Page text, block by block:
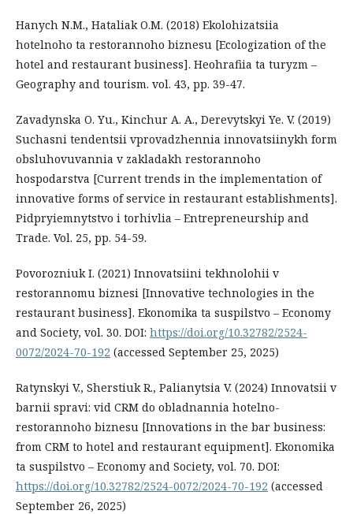
Hanych N.M., Hataliak O.M. (2018) Ekolohizatsiia
hotelnoho ta restorannoho biznesu [Ecologization of the
hotel and restaurant business]. Heohrafiia ta turyzm –
Geography and tourism. vol. 43, pp. 39-47.
Zavadynska O. Yu., Kinchur A. A., Derevytskyi Ye. V. (2019)
Suchasni tendentsii vprovadzhennia innovatsiinykh form
obsluhovuvannia v zakladakh restorannoho
hospodarstva [Current trends in the implementation of
innovative forms of service in restaurant establishments].
Pidpryiemnytstvo i torhivlia – Entrepreneurship and
Trade. Vol. 25, pp. 54-59.
Povorozniuk I. (2021) Innovatsiini tekhnolohii v
restorannomu biznesi [Innovative technologies in the
restaurant business]. Ekonomika ta suspilstvo – Economy
and Society, vol. 30. DOI: https://doi.org/10.32782/2524-
0072/2024-70-192 (accessed September 25, 2025)
Ratynskyi V., Sherstiuk R., Palianytsia V. (2024) Innovatsii v
barnii spravi: vid CRM do obladnannia hotelno-
restorannoho biznesu [Innovations in the bar business:
from CRM to hotel and restaurant equipment]. Ekonomika
ta suspilstvo – Economy and Society, vol. 70. DOI:
https://doi.org/10.32782/2524-0072/2024-70-192 (accessed
September 26, 2025)